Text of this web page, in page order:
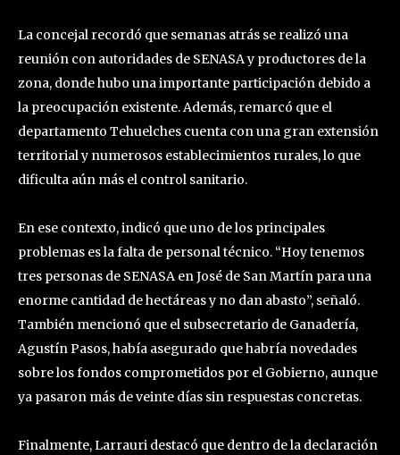
La concejal recordó que semanas atrás se realizó una
reunión con autoridades de SENASA y productores de la
zona, donde hubo una importante participación debido a
la preocupación existente. Además, remarcó que el
departamento Tehuelches cuenta con una gran extensión
territorial y numerosos establecimientos rurales, lo que
dificulta aún más el control sanitario.
En ese contexto, indicó que uno de los principales
problemas es la falta de personal técnico. “Hoy tenemos
tres personas de SENASA en José de San Martín para una
enorme cantidad de hectáreas y no dan abasto”, señaló.
También mencionó que el subsecretario de Ganadería,
Agustín Pasos, había asegurado que habría novedades
sobre los fondos comprometidos por el Gobierno, aunque
ya pasaron más de veinte días sin respuestas concretas.
Finalmente, Larrauri destacó que dentro de la declaración